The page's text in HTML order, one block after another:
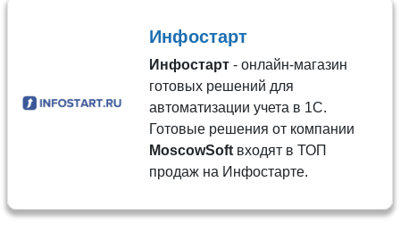
Инфостарт
Инфостарт - онлайн-магазин
готовых решений для
автоматизации учета в 1С.
Готовые решения от компании
MoscowSoft входят в ТОП
продаж на Инфостарте.